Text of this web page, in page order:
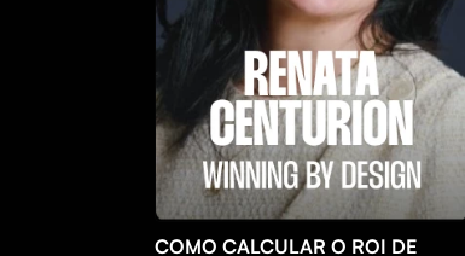
COMO CALCULAR O ROI DE